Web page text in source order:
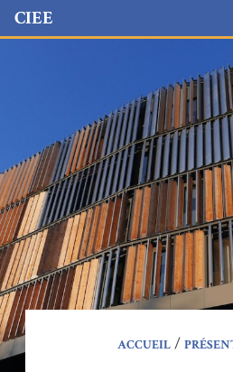
Accéder directement au contenu
CIEE
ACCUEIL /